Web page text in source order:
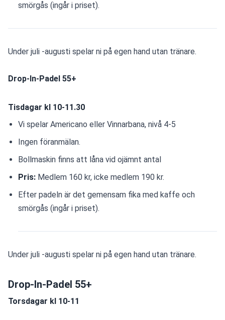
smörgås (ingår i priset).
Under juli -augusti spelar ni på egen hand utan tränare.
Drop-In-Padel 55+
Tisdagar kl 10-11.30
Vi spelar Americano eller Vinnarbana, nivå 4-5
Ingen föranmälan.
Bollmaskin finns att låna vid ojämnt antal
Pris: Medlem 160 kr, icke medlem 190 kr.
Efter padeln är det gemensam fika med kaffe och
smörgås (ingår i priset).
Under juli -augusti spelar ni på egen hand utan tränare.
Drop-In-Padel 55+
Torsdagar kl 10-11